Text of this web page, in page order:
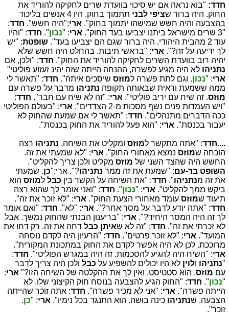
חדד: "בוא נראה אם יש סיכוי בוועדת שרים לחקיקה להוריד את
החוק. היה ברור שציפי לבני
תתמוך בחוק. היו 4 אנשים בליכוד
בהצבעה והיה חשש שמישהו יתמוך בחוק". ארי:"היה חשש". חדד:
"3 שרים מישראל ביתנו יצביעו בעד החוק".
ארי: "נכון". חדד: "והיו
עוד 2 מהבית היהודי. היה ברור שגם הם יצביעו בעד".
שופטת: "יש
לך ידיעה על זה?". ארי: "בראשי תיבות. בהחלט היה חשש שלא
יהיה רוב בוועדת השרים לחקיקה להוריד את החוק". חדד: "ולכן, אם
נתניהו לא היה מגיע לפשרה, ההנחה הייתה שזה יהינ זעזוע פוליטי"
ארי: "נכון. וגם לתת פשרה למוזס שיסכים איתה". חדד: "תאשר לי
ממה ששמעת וראית שבאותה תקופה נתניהו מדבר על פשרה עם
מוזס. זה שיח עם יריב פוליטי". ארי: "זה לא שיח עם חבר". חדד:
"ויש העמדות פנים נשף מסכות מ-2 הצדדים".
ארי: "בעולם הפוליטי
ככה הדברים מתנהלים". חדד: "תאשר לי אם שמעת שהחוק לא
יעבור בכנסת". ארי: "הוא פעל להוריד את החוק בכנסת".
....חדד: "אתה מתקשר למוזס ומקליט את השיחה. נתניהו רצה
הוכחה שמוזס נמצא מאחורי החוק". ארי: "לא שמעתי את זה.
החשש היה שהצד השני של מוזס מקליט ולכן צריך להקליט".
השופט בר-עם: "שמעת את זה ממר נתניהו?". ארי:"כן. שמעתי
את זה מנתניהו". חדד: "את השיחה על הקשר בין כבל למוזס הוא
ביקש ממך להקליט". ארי: "נכון". חדד: "ואני אומר לך שהוא רצה
תיעוד שמוזס עומד מאחורי הצעת החוק". ארי: "לא זוכר את זה".
חדד: "אתה יודע לדבר על מסר אחר?". ארי: "לא". חדד: "ואם אומר
לך זה היה המסר היחיד?". ארי: "בריענון הבנתי שהחוק נמשך. אבל
לא זכרתי את זה". חדד: "זה לא שאיתן כבל דחה את זה. רק דחו את
המועד". ארי: "לא זוכר פרטים". חדד: "הרעיון היה לקדם נוסחה
מרוככת. לכן לא היה אפשר לקדם את החוק במתכונת המקורית".
ארי: "השיח היה להגיע להסכמות. זה היה במגרש הפוליטי". חדד:
"נתניהו ולוין לא היו יכולים להשפיע על כבל ולכן היה צריך לדבר
עם מוזס. הוא סטטיסט. ואין לך את ההקלטה של השיחה הזו?" ארי:
"נכון". חדד: "החוק הגיע להצבעה בנוסח חוק הקיצוני שלו. לא
הייתה פשרה". ארי: "אני לא מכיר פשרה". חדד: אתה זוכר שהייתה
הצבעה. שנתניהו כינה בושה. הוא התנגד בכל נימיו". ארי: "כן.
זוכר".